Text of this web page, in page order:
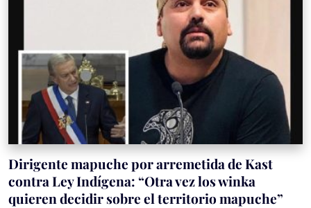
Dirigente mapuche por arremetida de Kast
contra Ley Indígena: “Otra vez los winka
quieren decidir sobre el territorio mapuche”